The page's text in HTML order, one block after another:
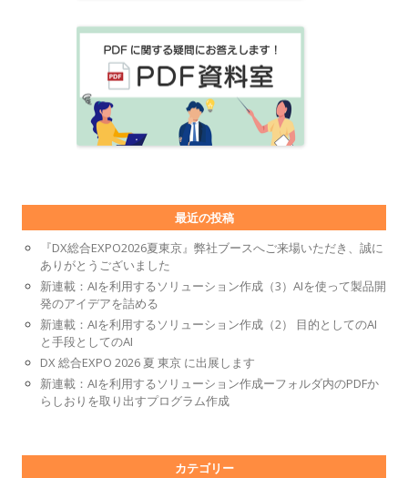
最近の投稿
『DX総合EXPO2026夏東京』弊社ブースへご来場いただき、誠に
ありがとうございました
新連載：AIを利用するソリューション作成（3）AIを使って製品開
発のアイデアを詰める
新連載：AIを利用するソリューション作成（2） 目的としてのAI
と手段としてのAI
DX 総合EXPO 2026 夏 東京 に出展します
新連載：AIを利用するソリューション作成ーフォルダ内のPDFか
らしおりを取り出すプログラム作成
カテゴリー